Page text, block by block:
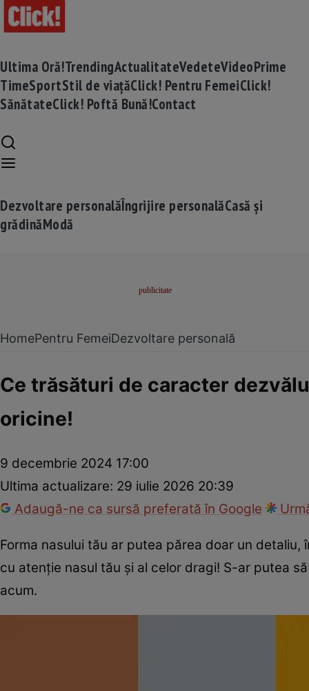
Ultima Oră!TrendingActualitateVedeteVideoPrime
TimeSportStil de viațăClick! Pentru FemeiClick!
SănătateClick! Poftă Bună!Contact
Dezvoltare personalăÎngrijire personalăCasă și
grădinăModă
HomePentru FemeiDezvoltare personală
Ce trăsături de caracter
oricine!
9 decembrie 2024 17:00
Ultima actualizare: 29 iulie 2026 20:39
Adaugă-ne ca sursă preferată în Google
Forma nasului tău ar putea părea doar un
cu atenţie nasul tău şi al celor dragi! S-ar putea
acum.